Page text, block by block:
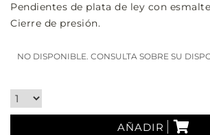
Pendientes de plata de ley con
Cierre de presión.
NO DISPONIBLE. CONSULTA SOBRE SU
AÑADIR